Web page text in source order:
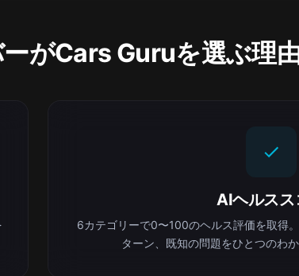
がCars Guruを選ぶ理
AIヘルスス
6カテゴリーで0〜100のヘルス評価を取得
ターン、既知の問題をひとつのわ